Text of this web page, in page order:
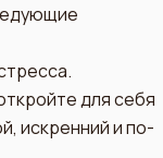
для себя
искренний и по-